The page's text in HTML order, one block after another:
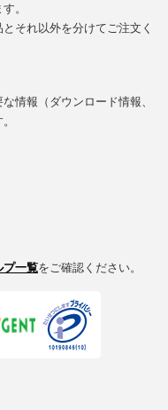
。
それ以外を分けてご注文く
情報（ダウンロード情報、
プ一覧をご確認ください。